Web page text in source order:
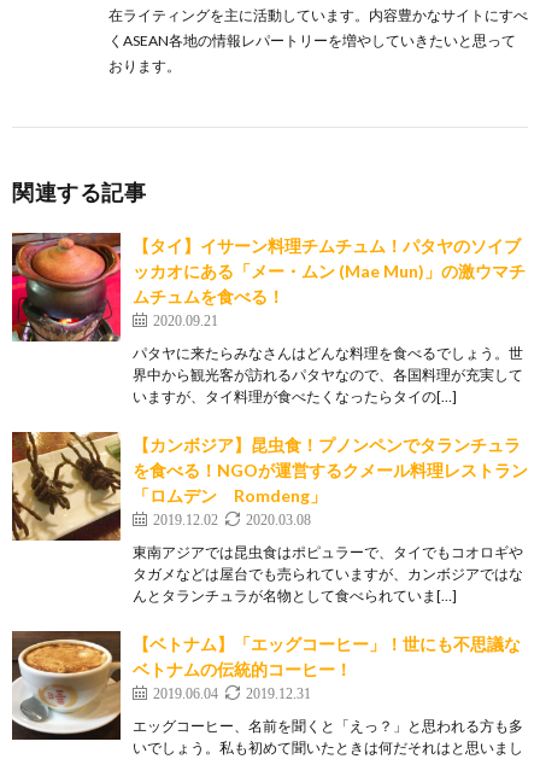
在ライティングを主に活動しています。内容豊かなサイトにすべ
くASEAN各地の情報レパートリーを増やしていきたいと思って
おります。
関連する記事
【タイ】イサーン料理チムチュム！パタヤのソイブ
ッカオにある「メー・ムン (Mae Mun)」の激ウマチ
ムチュムを食べる！
2020.09.21
パタヤに来たらみなさんはどんな料理を食べるでしょう。世
界中から観光客が訪れるパタヤなので、各国料理が充実して
いますが、タイ料理が食べたくなったらタイの[…]
【カンボジア】昆虫食！プノンペンでタランチュラ
を食べる！NGOが運営するクメール料理レストラン
「ロムデン Romdeng」
2019.12.02 2020.03.08
東南アジアでは昆虫食はポピュラーで、タイでもコオロギや
タガメなどは屋台でも売られていますが、カンボジアではな
んとタランチュラが名物として食べられていま[…]
【ベトナム】「エッグコーヒー」！世にも不思議な
ベトナムの伝統的コーヒー！
2019.06.04 2019.12.31
エッグコーヒー、名前を聞くと「えっ？」と思われる方も多
いでしょう。私も初めて聞いたときは何だそれはと思いまし